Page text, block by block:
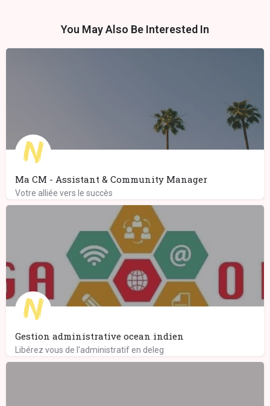
You May Also Be Interested In
Ma CM - Assistant & Community Manager
Votre alliée vers le succès
Gestion administrative ocean indien
Libérez vous de l’administratif en deleg